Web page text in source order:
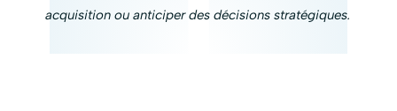
acquisition ou anticiper des décisions stratégiques.